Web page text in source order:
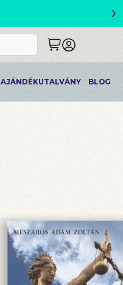
›
AJÁNDÉKUTALVÁNY BLOG